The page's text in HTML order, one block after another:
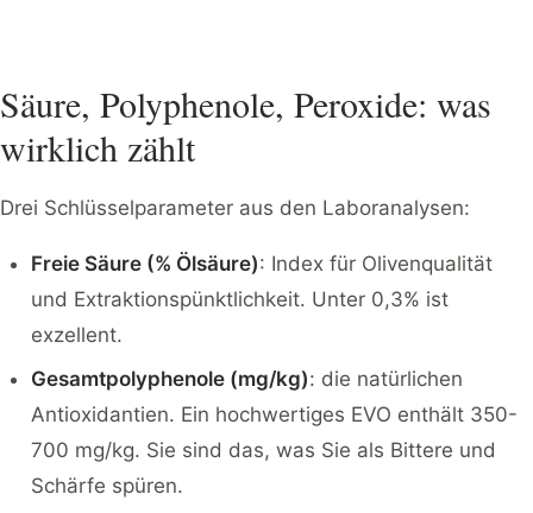
Säure, Polyphenole, Peroxide: was
wirklich zählt
Drei Schlüsselparameter aus den Laboranalysen:
Freie Säure (% Ölsäure): Index für Olivenqualität
und Extraktionspünktlichkeit. Unter 0,3% ist
exzellent.
Gesamtpolyphenole (mg/kg): die natürlichen
Antioxidantien. Ein hochwertiges EVO enthält 350-
700 mg/kg. Sie sind das, was Sie als Bittere und
Schärfe spüren.